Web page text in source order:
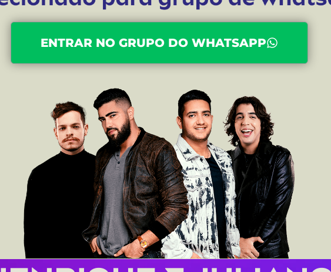
ENTRAR NO GRUPO DO WHATSAPP